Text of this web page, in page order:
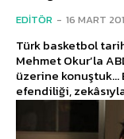
EDITÖR - 16 MART
Türk basketbol
Mehmet Okur’la
üzerine konuştuk... Bizim Memo’muzdu o. Sakinliği,
efendiliği,